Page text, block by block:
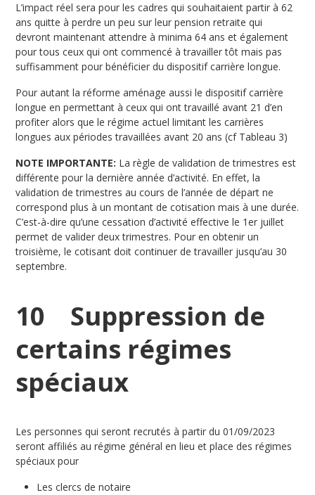
L’impact réel sera pour les cadres qui souhaitaient partir à 62
ans quitte à perdre un peu sur leur pension retraite qui
devront maintenant attendre à minima 64 ans et également
pour tous ceux qui ont commencé à travailler tôt mais pas
suffisamment pour bénéficier du dispositif carrière longue.
Pour autant la réforme aménage aussi le dispositif carrière
longue en permettant à ceux qui ont travaillé avant 21 d’en
profiter alors que le régime actuel limitant les carrières
longues aux périodes travaillées avant 20 ans (cf Tableau 3)
NOTE IMPORTANTE: La règle de validation de trimestres est
différente pour la dernière année d’activité. En effet, la
validation de trimestres au cours de l’année de départ ne
correspond plus à un montant de cotisation mais à une durée.
C’est-à-dire qu’une cessation d’activité effective le 1er juillet
permet de valider deux trimestres. Pour en obtenir un
troisième, le cotisant doit continuer de travailler jusqu’au 30
septembre.
10 Suppression de
certains régimes
spéciaux
Les personnes qui seront recrutés à partir du 01/09/2023
seront affiliés au régime général en lieu et place des régimes
spéciaux pour
Les clercs de notaire